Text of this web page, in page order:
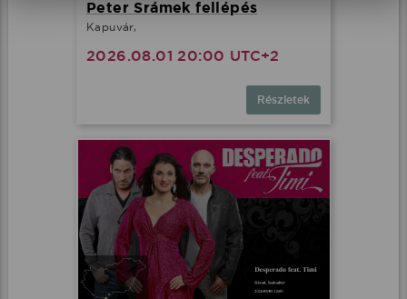
Peter Srámek fellépés
Kapuvár,
2026.08.01 20:00 UTC+2
Részletek